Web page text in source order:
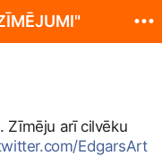
EdgarsArt